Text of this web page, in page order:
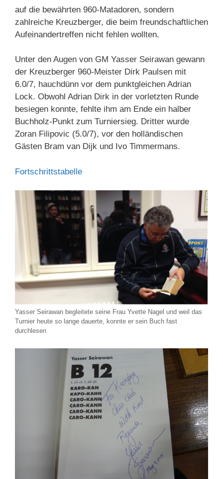
auf die bewährten 960-Matadoren, sondern
zahlreiche Kreuzberger, die beim freundschaftlichen
Aufeinandertreffen nicht fehlen wollten.
Unter den Augen von GM Yasser Seirawan gewann
der Kreuzberger 960-Meister Dirk Paulsen mit
6.0/7, hauchdünn vor dem punktgleichen Adrian
Lock. Obwohl Adrian Dirk in der vorletzten Runde
besiegen konnte, fehlte ihm am Ende ein halber
Buchholz-Punkt zum Turniersieg. Dritter wurde
Zoran Filipovic (5.0/7), vor den holländischen
Gästen Bram van Dijk und Ivo Timmermans.
Fortschrittstabelle
Yasser Seirawan begleitete seine Frau Yvette Nagel und weil das
Turnier heute so lange dauerte, konnte er sein Buch fast
durchlesen